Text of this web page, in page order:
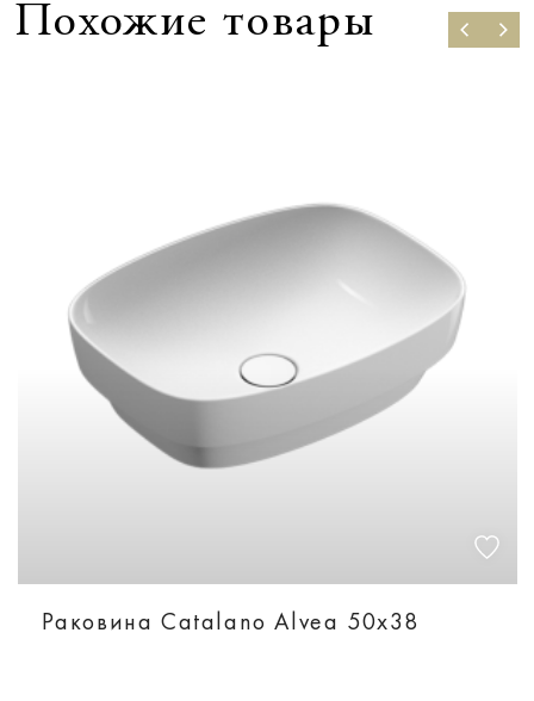
Похожие товары
Раковина Catalano Alvea 50х38